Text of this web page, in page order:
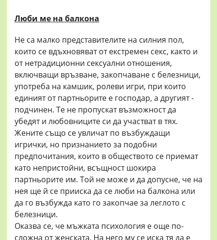
Люби ме на балкона
Не са малко представителите на силния пол,
които се вдъхновяват от екстремен секс, както и
от нетрадиционни сексуални отношения,
включващи връзване, закопчаване с белезници,
употреба на камшик, ролеви игри, при които
единият от партньорите е господар, а другият -
подчинен. Те не пропускат възможност да
убедят и любовниците си да участват в тях.
Жените също се увличат по възбуждащи
игрички, но признанието за подобни
предпочитания, които в обществото се приемат
като непристойни, всъщност шокира
партньорите им. Той не може и да допусне, че на
нея ще й се прииска да се люби на балкона или
да го възбужда като го закопчае за леглото с
белезници.
Оказва се, че мъжката психология е още по-
сложна от женската. На него му се иска тя да е